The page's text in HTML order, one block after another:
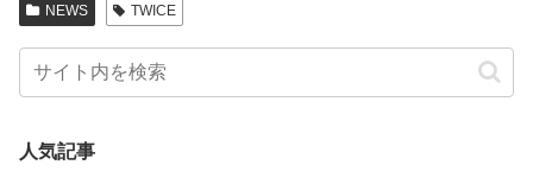
NEWS TWICE
人気記事